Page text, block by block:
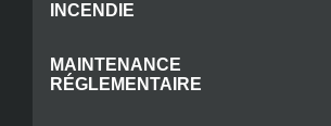
INCENDIE
MAINTENANCE
RÉGLEMENTAIRE